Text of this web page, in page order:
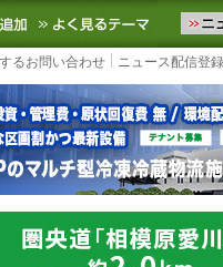
ニュースをお届けしま
お気に入りに追加 よく
るお問い合わせ ニュース配信登